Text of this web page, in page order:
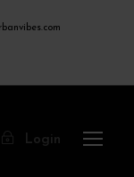
Login